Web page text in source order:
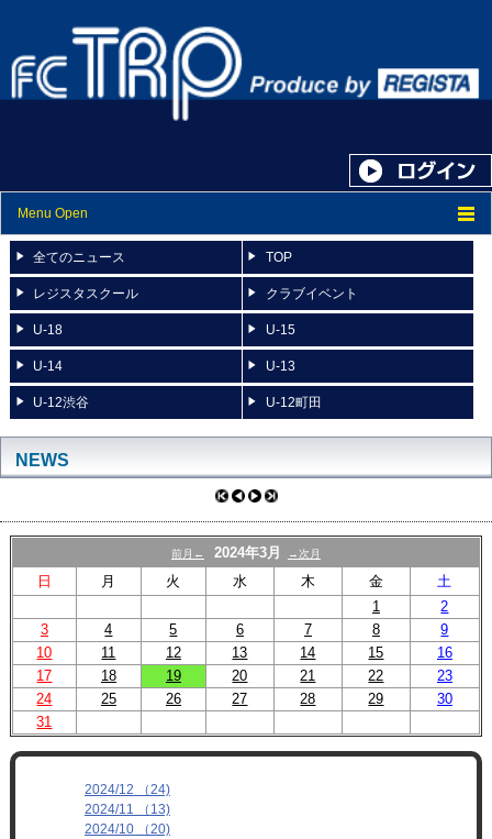
Menu Open
トップ
ニュース
スケジュール
スタッフ紹介
プロフィール
リンク
全てのニュース TOP
レジスタスクール クラブイベント
U-18 U-15
U-14 U-13
U-12渋谷 U-12町田
NEWS
前月← 2024年3月 →次月
日 月 火 水 木 金
土
1
2
3
4 5 6 7 8
9
10
11 12 13 14 15
16
17
18 19 20 21 22
23
24
25 26 27 28 29
30
31
2024/12 （24)
2024/11 （13)
2024/10 （20)